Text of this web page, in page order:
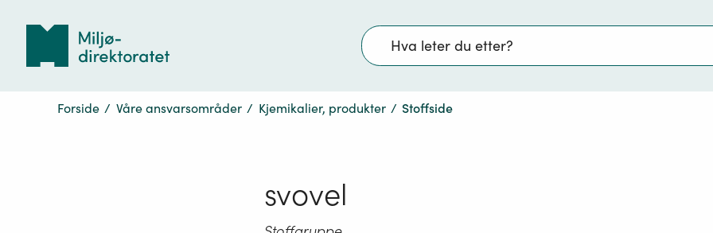
Søk
Forside / Våre ansvarsområder / Kjemikalier, produkter / Stoffside
svovel